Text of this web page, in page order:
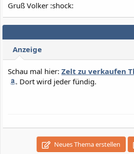
Gruß Volker :shock:
Anzeige
Schau mal hier: Zelt zu verkaufen
. Dort wird jeder fündig.
Neues Thema erstellen